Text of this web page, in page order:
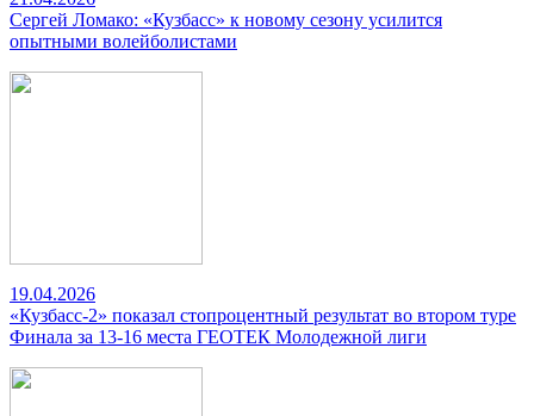
Сергей Ломако: «Кузбасс» к новому сезону усилится
опытными волейболистами
19.04.2026
«Кузбасс-2» показал стопроцентный результат во втором туре
Финала за 13-16 места ГЕОТЕК Молодежной лиги